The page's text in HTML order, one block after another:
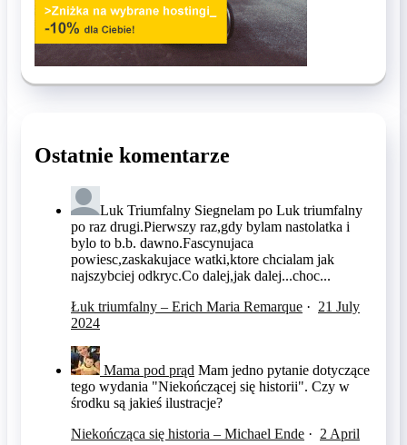
Ostatnie komentarze
Luk Triumfalny Siegnelam po Luk triumfalny
po raz drugi.Pierwszy raz,gdy bylam nastolatka i
bylo to b.b. dawno.Fascynujaca
powiesc,zaskakujace watki,ktore chcialam jak
najszybciej odkryc.Co dalej,jak dalej...choc...
Łuk triumfalny – Erich Maria Remarque · 21 July
2024
Mama pod prąd Mam jedno pytanie dotyczące
tego wydania "Niekończącej się historii". Czy w
środku są jakieś ilustracje?
Niekończąca się historia – Michael Ende · 2 April